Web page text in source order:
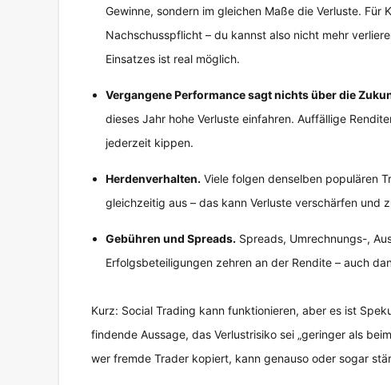
Gewinne, sondern im gleichen Maße die Verluste. Für
Nachschusspflicht – du kannst also nicht mehr
Einsatzes ist real möglich.
Vergangene Performance sagt nichts über die
dieses Jahr hohe Verluste einfahren. Auffällige
jederzeit kippen.
Herdenverhalten. Viele folgen denselben populären
gleichzeitig aus – das kann Verluste verschärfen und
Gebühren und Spreads. Spreads, Umrechnungs-,
Erfolgsbeteiligungen zehren an der Rendite – auch
Kurz: Social Trading kann funktionieren, aber es ist
findende Aussage, das Verlustrisiko sei „geringer als
wer fremde Trader kopiert, kann genauso oder sogar